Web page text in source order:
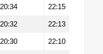
20:34 22:15
20:32 22:13
20:30 22:10